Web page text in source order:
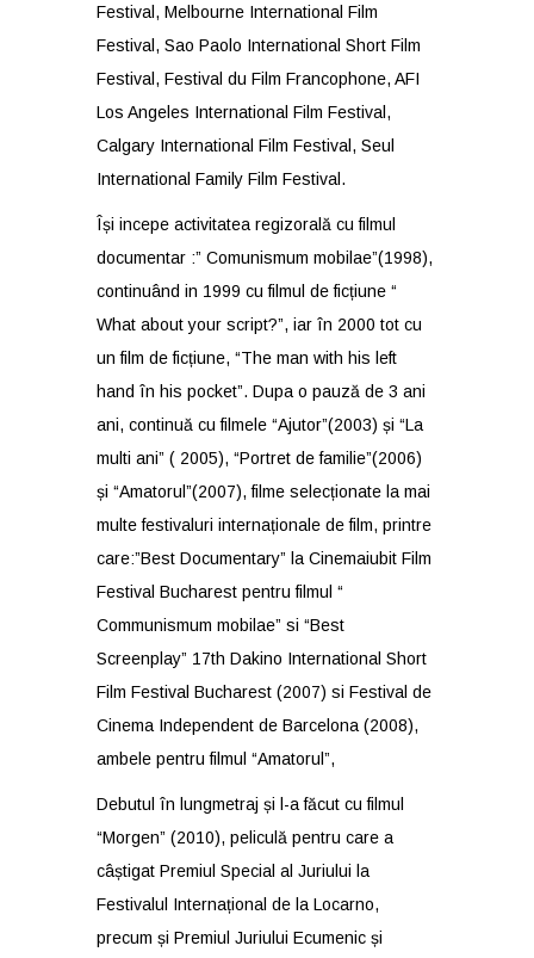
Festival, Melbourne International Film
Festival, Sao Paolo International Short Film
Festival, Festival du Film Francophone, AFI
Los Angeles International Film Festival,
Calgary International Film Festival, Seul
International Family Film Festival.
Își incepe activitatea regizorală cu filmul
documentar :” Comunismum mobilae”(1998),
continuând in 1999 cu filmul de ficțiune “
What about your script?”, iar în 2000 tot cu
un film de ficțiune, “The man with his left
hand în his pocket”. Dupa o pauză de 3 ani
ani, continuă cu filmele “Ajutor”(2003) și “La
multi ani” ( 2005), “Portret de familie”(2006)
și “Amatorul”(2007), filme selecționate la mai
multe festivaluri internaționale de film, printre
care:”Best Documentary” la Cinemaiubit Film
Festival Bucharest pentru filmul “
Communismum mobilae” si “Best
Screenplay” 17th Dakino International Short
Film Festival Bucharest (2007) si Festival de
Cinema Independent de Barcelona (2008),
ambele pentru filmul “Amatorul”,
Debutul în lungmetraj și l-a făcut cu filmul
“Morgen” (2010), peliculă pentru care a
câștigat Premiul Special al Juriului la
Festivalul Internațional de la Locarno,
precum și Premiul Juriului Ecumenic și